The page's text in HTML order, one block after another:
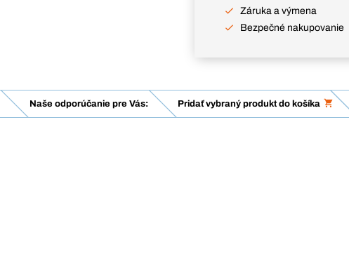
Záruka a výmena
Bezpečné nakupovanie
Naše odporúčanie pre Vás: Pridať vybraný produkt do košíka